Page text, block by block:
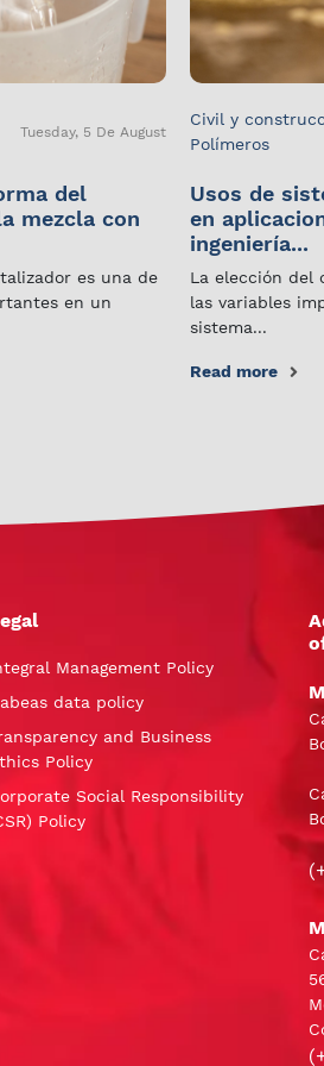
Tuesday, 5 De August
del
mezcla con
es una de
en un
Civil y
Polímeros
Usos de
en
ingeniería...
La elección del
las variables
sistema...
Read more
Management Policy
data policy
and Business
Policy
Social Responsibility
Policy